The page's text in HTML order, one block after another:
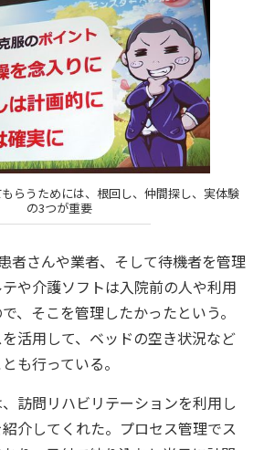
らうためには、根回し、仲間探し、実体験
の3つが重要
さんや業者、そして待機者を管理
や介護ソフトは入院前の人や利用
、そこを管理したかったという。
活用して、ベッドの空き状況など
も行っている。
訪問リハビリテーションを利用し
介してくれた。プロセス管理でス